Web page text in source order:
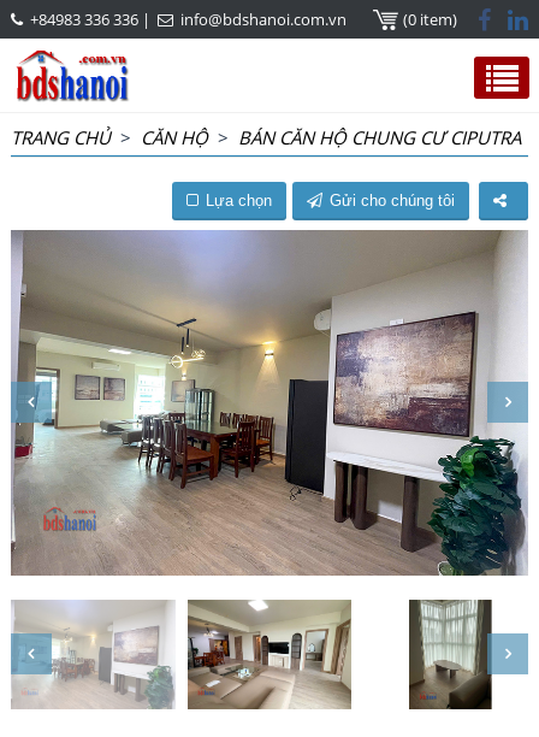
+84983 336 336| info@bdshanoi.com.vn (0 item)
TRANG CHỦ> CĂN HỘ> BÁN CĂN HỘ CHUNG CƯ CIPUTRA
Lựa chọn Gửi cho chúng tôi